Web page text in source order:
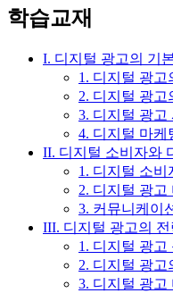
학습교재
I. 디지털 광고의 기
1. 디지털 광고
2. 디지털 광고
3. 디지털 광고
4. 디지털 마케
II. 디지털 소비자와
1. 디지털 소비
2. 디지털 광고
3. 커뮤니케이
III. 디지털 광고의 전
1. 디지털 광고
2. 디지털 광고
3. 디지털 광고